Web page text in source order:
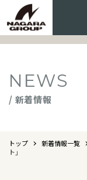
NEWS
/ 新着情報
トップ 新着情報一覧
ト」